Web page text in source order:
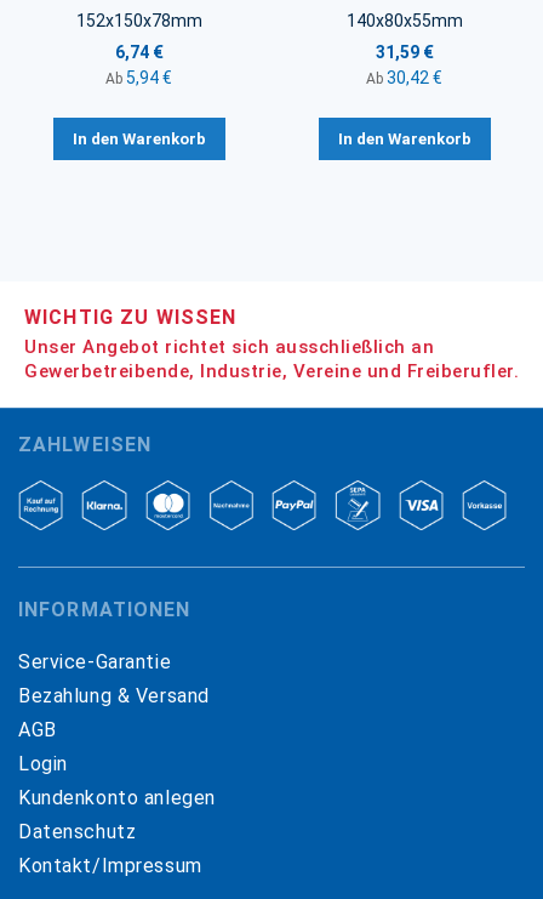
152x150x78mm
6,74 €
Ab 5,94 €
In den Warenkorb
140x80x55mm
31,59 €
Ab 30,42 €
In den Warenkorb
WICHTIG ZU WISSEN
Unser Angebot richtet sich ausschließlich an
Gewerbetreibende, Industrie, Vereine und Freiberufler.
ZAHLWEISEN
INFORMATIONEN
Service-Garantie
Bezahlung & Versand
AGB
Login
Kundenkonto anlegen
Datenschutz
Kontakt/Impressum